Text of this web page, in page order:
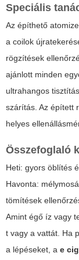
Speciális
Az építhető
a coilok
rögzítések
ajánlott minden
ultrahangos
szárítás. Az épített
helyes
Összefoglaló
Heti: gyors öblítés
Havonta:
tömítések
Amint égő íz vagy
t vagy a vattát. Ha
a lépéseket, a e